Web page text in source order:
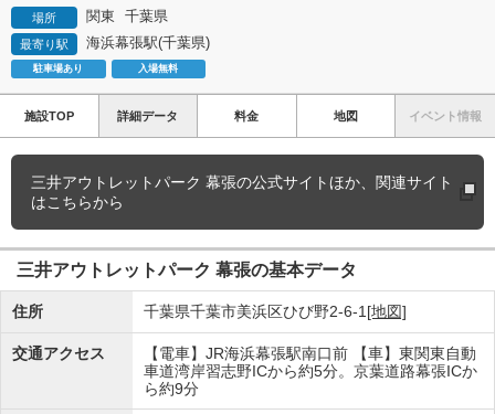
場所 関東 千葉県
最寄り駅 海浜幕張駅(千葉県)
駐車場あり 入場無料
施設TOP 詳細データ 料金 地図 イベント情報
三井アウトレットパーク 幕張の公式サイトほか、関連サイト
はこちらから
三井アウトレットパーク 幕張の基本データ
住所 千葉県千葉市美浜区ひび野2-6-1 [地図]
交通アクセス
【電車】JR海浜幕張駅南口前 【車】東関東自動
車道湾岸習志野ICから約5分。京葉道路幕張ICか
ら約9分